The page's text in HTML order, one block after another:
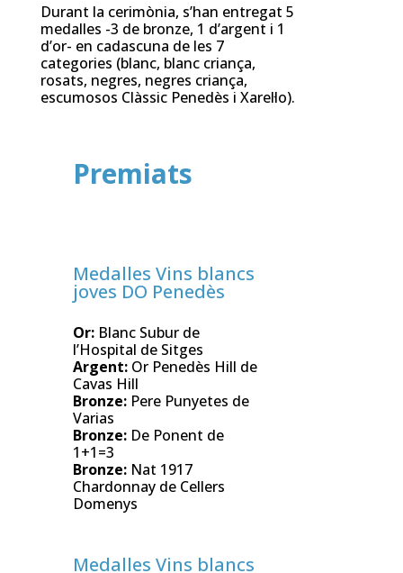
Durant la cerimònia, s’han entregat 5
medalles -3 de bronze, 1 d’argent i 1
d’or- en cadascuna de les 7
categories (blanc, blanc criança,
rosats, negres, negres criança,
escumosos Clàssic Penedès i Xarel·lo).
Premiats
Medalles Vins blancs
joves DO Penedès
Or:Blanc Subur de
l’Hospital de Sitges
Argent:Or Penedès Hill de
Cavas Hill
Bronze:Pere Punyetes de
Varias
Bronze:De Ponent de
1+1=3
Bronze: Nat 1917
Chardonnay de Cellers
Domenys
Medalles Vins blancs